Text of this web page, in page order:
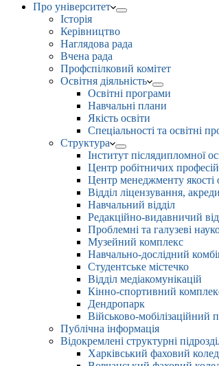
Про університет
Історія
Керівництво
Наглядова рада
Вчена рада
Профспілковий комітет
Освітня діяльність
Освітні програми
Навчальні плани
Якість освіти
Спеціальності та освітні
Структура
Інститут післядипломної
Центр робітничих
Центр менеджменту якості
Відділ ліцензування,
Навчальний відділ
Редакційно-видавничий
Проблемні та галузеві
Музейний комплекс
Навчально-дослідний
Студентське містечко
Відділ медіакомунікацій
Кінно-спортивний
Дендропарк
Військово-мобілізаційний
Публічна інформація
Відокремлені структурні
Харківський фаховий